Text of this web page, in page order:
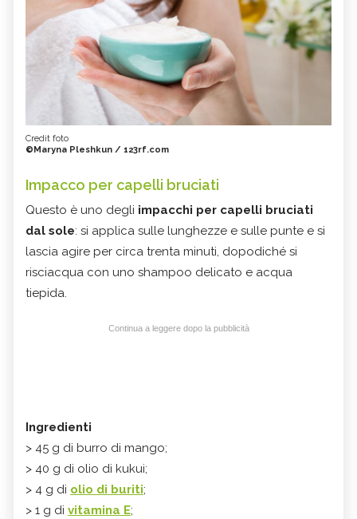
Credit foto
©Maryna Pleshkun / 123rf.com
Impacco per capelli bruciati
Questo è uno degli impacchi per capelli bruciati
dal sole: si applica sulle lunghezze e sulle punte e si
lascia agire per circa trenta minuti, dopodiché si
risciacqua con uno shampoo delicato e acqua
tiepida.
Continua a leggere dopo la pubblicità
Ingredienti
> 45 g di burro di mango;
> 40 g di olio di kukui;
> 4 g di olio di buriti;
> 1 g di vitamina E;